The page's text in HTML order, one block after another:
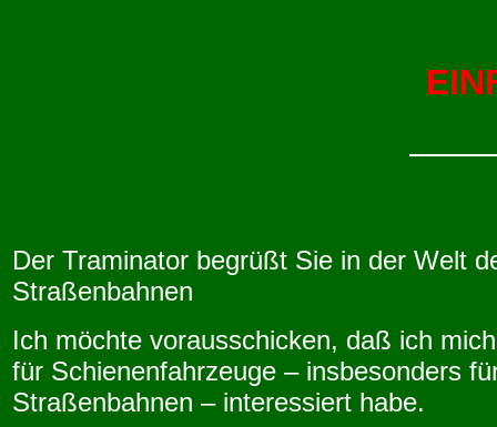
Der Traminator begrüßt Sie in der Welt
Straßenbahnen
Ich möchte vorausschicken, daß ich
für Schienenfahrzeuge – insbesonders
Straßenbahnen – interessiert habe.